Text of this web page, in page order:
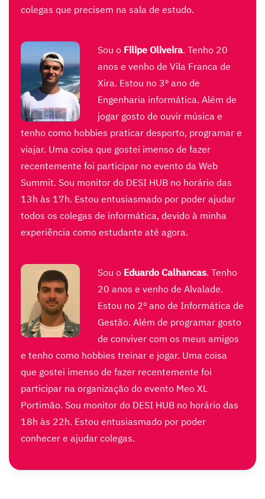
colegas que precisem na sala de estudo.
Sou o Filipe Oliveira. Tenho 20
anos e venho de Vila Franca de
Xira. Estou no 3º ano de
Engenharia informática. Além de
jogar gosto de ouvir música e
tenho como hobbies praticar desporto, programar e
viajar. Uma coisa que gostei imenso de fazer
recentemente foi participar no evento da Web
Summit. Sou monitor do DESI HUB no horário das
13h às 17h. Estou entusiasmado por poder ajudar
todos os colegas de informática, devido à minha
experiência como estudante até agora.
Sou o Eduardo Calhancas. Tenho
20 anos e venho de Alvalade.
Estou no 2º ano de Informática de
Gestão. Além de programar gosto
de conviver com os meus amigos
e tenho como hobbies treinar e jogar. Uma coisa
que gostei imenso de fazer recentemente foi
participar na organização do evento Meo XL
Portimão. Sou monitor do DESI HUB no horário das
18h às 22h. Estou entusiasmado por poder
conhecer e ajudar colegas.